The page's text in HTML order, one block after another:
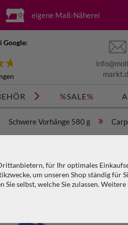
für Ihr optimales
um unseren Shop ständig für
selbst, welche Sie zulassen.
eigene Maß-Näherei
Google:
%SALE%
Schwere Vorhänge 580 g »